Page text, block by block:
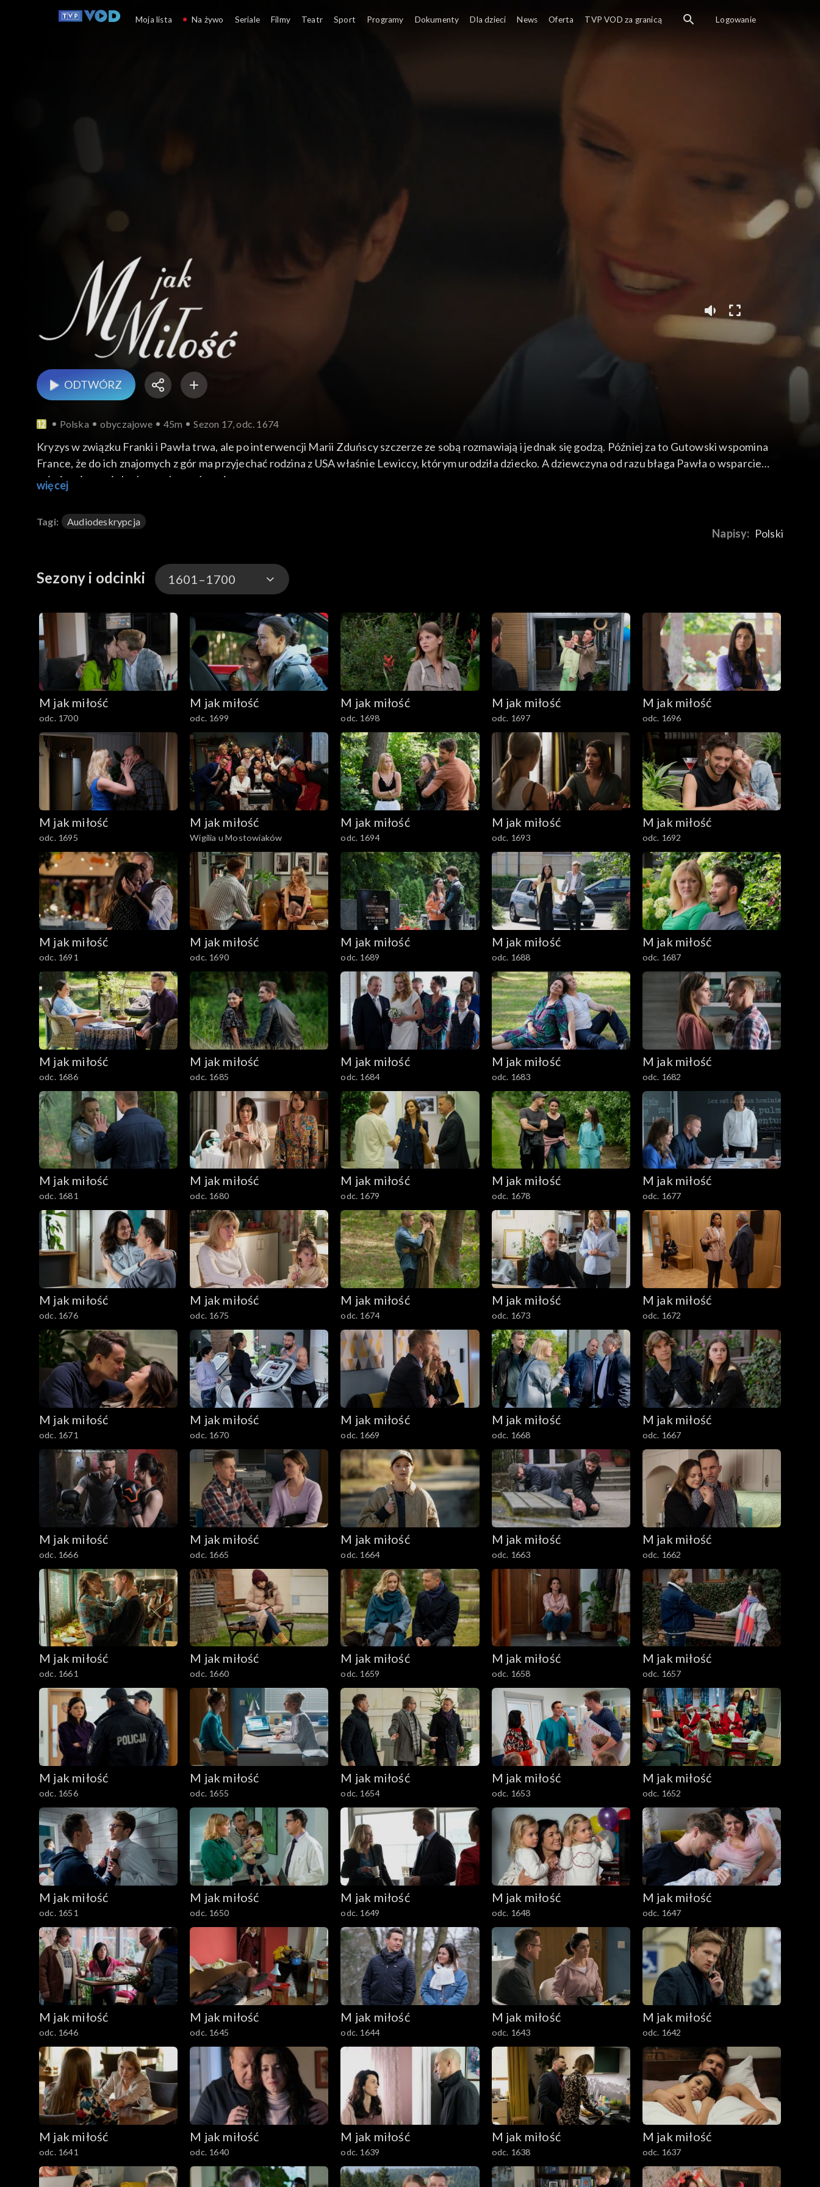
ODTWÓRZ
Polska obyczajowe 45m Sezon 17, odc. 1674
Kryzys w związku Franki i Pawła trwa, ale po interwencji Marii Zduńscy szczerze ze sobą rozmawiają i jednak się godzą. Później za to Gutowski wspomina
France, że do ich znajomych z gór ma przyjechać rodzina z USA właśnie Lewiccy, którym urodziła dziecko. A dziewczyna od razu błaga Pawła o wsparcie
mówiąc, że musi choć raz zobaczyć swojego syna.
więcej
Tagi: Audiodeskrypcja
Napisy: Polski
Sezony i odcinki 1601–1700
1901–
1801–1900
1701–1800
1601–1700
1501–1600
1401–1500
1301–1400
1201–1300
1101–1200
1001–1100
901–1000
801–900
701–800
601–700
501–600
401–500
301–400
201–300
101–200
1–100
M jak miłość
odc. 1700
M jak miłość
odc. 1699
M jak miłość
odc. 1698
M jak miłość
odc. 1697
M jak miłość
odc. 1696
M jak miłość
odc. 1695
M jak miłość
Wigilia u Mostowiaków
M jak miłość
odc. 1694
M jak miłość
odc. 1693
M jak miłość
odc. 1692
M jak miłość
odc. 1691
M jak miłość
odc. 1690
M jak miłość
odc. 1689
M jak miłość
odc. 1688
M jak miłość
odc. 1687
M jak miłość
odc. 1686
M jak miłość
odc. 1685
M jak miłość
odc. 1684
M jak miłość
odc. 1683
M jak miłość
odc. 1682
M jak miłość
odc. 1681
M jak miłość
odc. 1680
M jak miłość
odc. 1679
M jak miłość
odc. 1678
M jak miłość
odc. 1677
M jak miłość
odc. 1676
M jak miłość
odc. 1675
M jak miłość
odc. 1674
M jak miłość
odc. 1673
M jak miłość
odc. 1672
M jak miłość
odc. 1671
M jak miłość
odc. 1670
M jak miłość
odc. 1669
M jak miłość
odc. 1668
M jak miłość
odc. 1667
M jak miłość
odc. 1666
M jak miłość
odc. 1665
M jak miłość
odc. 1664
M jak miłość
odc. 1663
M jak miłość
odc. 1662
M jak miłość
odc. 1661
M jak miłość
odc. 1660
M jak miłość
odc. 1659
M jak miłość
odc. 1658
M jak miłość
odc. 1657
M jak miłość
odc. 1656
M jak miłość
odc. 1655
M jak miłość
odc. 1654
M jak miłość
odc. 1653
M jak miłość
odc. 1652
M jak miłość
odc. 1651
M jak miłość
odc. 1650
M jak miłość
odc. 1649
M jak miłość
odc. 1648
M jak miłość
odc. 1647
M jak miłość
odc. 1646
M jak miłość
odc. 1645
M jak miłość
odc. 1644
M jak miłość
odc. 1643
M jak miłość
odc. 1642
M jak miłość
odc. 1641
M jak miłość
odc. 1640
M jak miłość
odc. 1639
M jak miłość
odc. 1638
M jak miłość
odc. 1637
Moja lista Na żywo Seriale Filmy Teatr Sport Programy Dokumenty Dla dzieci News Oferta TVP VOD za granicą Logowanie